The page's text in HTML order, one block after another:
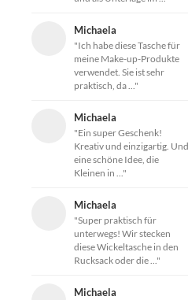
Michaela
"Ich habe diese Tasche für
meine Make-up-Produkte
verwendet. Sie ist sehr
praktisch, da ..."
Michaela
"Ein super Geschenk!
Kreativ und einzigartig. Und
eine schöne Idee, die
Kleinen in ..."
Michaela
"Super praktisch für
unterwegs! Wir stecken
diese Wickeltasche in den
Rucksack oder die ..."
Michaela